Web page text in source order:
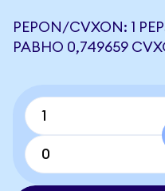
PEPON/CVXON: 1
РАВНО 0,749659